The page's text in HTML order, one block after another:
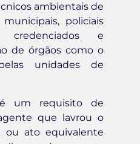
ambientais de
policiais
credenciados e
de órgãos como o
unidades de
um requisito de
que lavrou o
ou ato equivalente